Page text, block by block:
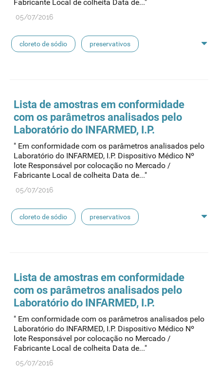
linhas de perfusão desinfetantes
Fabricante Local de colheita Data de..."
05/07/2016
cloreto de sódio preservativos
pensos lancetas luvas cirúrgicas
concentrados de hemodiálise lavagem nasal
linhas de perfusão desinfetantes
Lista de amostras em conformidade
com os parâmetros analisados pelo
Laboratório do INFARMED, I.P.
" Em conformidade com os parâmetros analisados pelo
Laboratório do INFARMED, I.P. Dispositivo Médico Nº
lote Responsável por colocação no Mercado /
Fabricante Local de colheita Data de..."
05/07/2016
cloreto de sódio preservativos
pensos lancetas luvas cirúrgicas
concentrados de hemodiálise lavagem nasal
linhas de perfusão desinfetantes
Lista de amostras em conformidade
com os parâmetros analisados pelo
Laboratório do INFARMED, I.P.
" Em conformidade com os parâmetros analisados pelo
Laboratório do INFARMED, I.P. Dispositivo Médico Nº
lote Responsável por colocação no Mercado /
Fabricante Local de colheita Data de..."
05/07/2016